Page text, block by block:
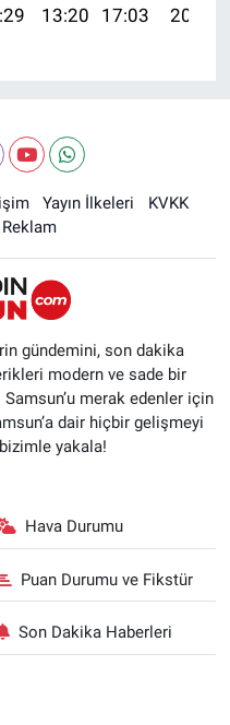
13:20 17:03 20:02
Yayın İlkeleri
KVKK
Reklam
gündemini, son dakika
modern ve sade bir
merak edenler için
dair hiçbir gelişmeyi
yakala!
Hava Durumu
Puan Durumu ve Fikstür
Son Dakika Haberleri